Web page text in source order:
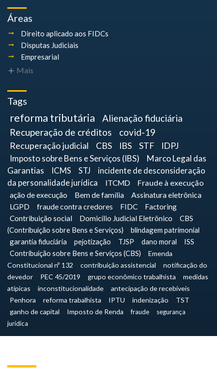
Áreas
Direito aplicado aos FIDCs
Disputas Judiciais
Empresarial
Mais
Tags
reforma tributária
Alienação fiduciária
Recuperação de créditos
covid-19
Recuperação judicial CBS IBS STF
IDPJ
Imposto sobre Bens e Serviços (IBS)
Marco Legal das
Garantias
ICMS STJ
incidente de desconsideração
da personalidade jurídica
ITCMD
Fraude à execução
ação de execução
Bem de família
Assinatura eletrônica
LGPD
fraude contra credores FIDC
Factoring
Contribuição social
Domicílio Judicial Eletrônico
CBS
(Contribuição sobre Bens e Serviços)
blindagem patrimonial
garantia fiduciária
pejotização TJSP dano moral
ISS
Contribuição sobre Bens e Serviços (CBS)
Emenda
Constitucional nº 132
contribuição assistencial
notificação do
devedor
PEC 45/2019 grupo econômico trabalhista
medidas
atípicas
inconstitucionalidade
antecipação de recebíveis
Penhora
reforma trabalhista IPTU indenização
TST
ganho de capital
Imposto de Renda fraude
segurança
jurídica